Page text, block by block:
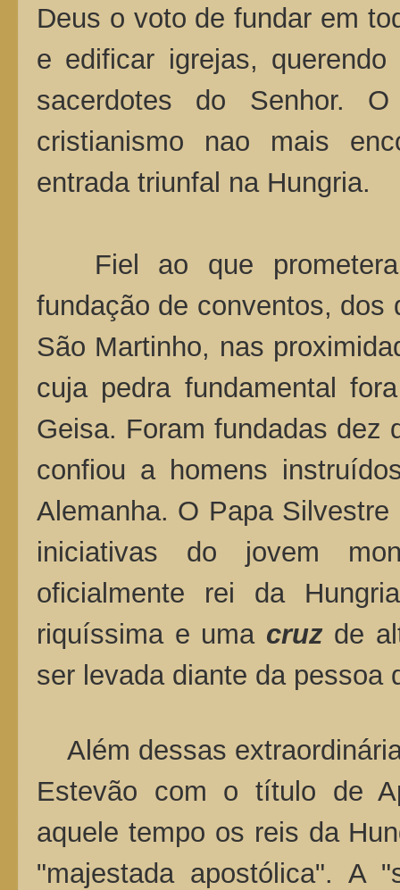
Deus o voto de fundar em
e edificar igrejas,
sacerdotes do Senhor.
cristianismo nao mais
entrada triunfal na Hungria.
Fiel ao que
fundação de conventos, dos
São Martinho, nas
cuja pedra fundamental
Geisa. Foram fundadas dez
confiou a homens
Alemanha. O Papa
iniciativas do jovem
oficialmente rei da
riquíssima e uma cruzde
ser levada diante da
Além dessas
Estevão com o título de
aquele tempo os reis da
"majestada apostólica". A